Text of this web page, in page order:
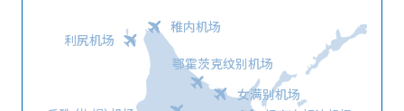
稚内机场
利尻机场
鄂霍茨克纹别机场
女满别机场